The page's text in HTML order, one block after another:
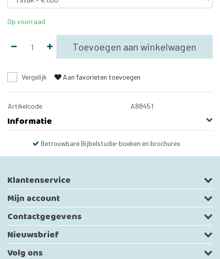
Op voorraad
Toevoegen aan winkelwagen
Vergelijk Aan favorieten toevoegen
Artikelcode A88451
Informatie
Betrouwbare Bijbelstudie-boeken en brochures
Klantenservice
Mijn account
Contactgegevens
Nieuwsbrief
Volg ons